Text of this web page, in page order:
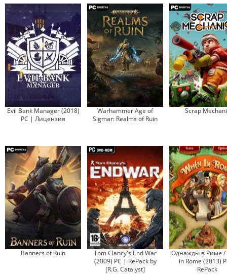
Evil Bank Manager (2018)
PC | Лицензия
Warhammer Age of
Sigmar: Realms of Ruin
Scrap
Banners of Ruin
Tom Clancy's End War
(2009) PC | RePack by
[R.G. Catalyst]
Однажды в Риме /
in Rome (2013)
RePack